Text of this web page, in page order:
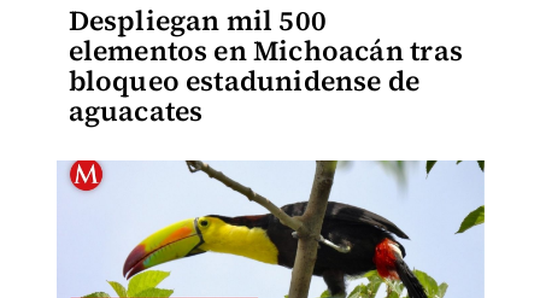
Despliegan mil 500
elementos en Michoacán tras
bloqueo estadunidense de
aguacates